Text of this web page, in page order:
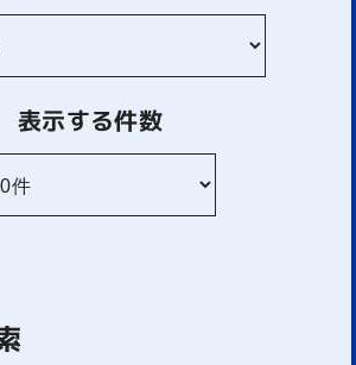
表示する件数